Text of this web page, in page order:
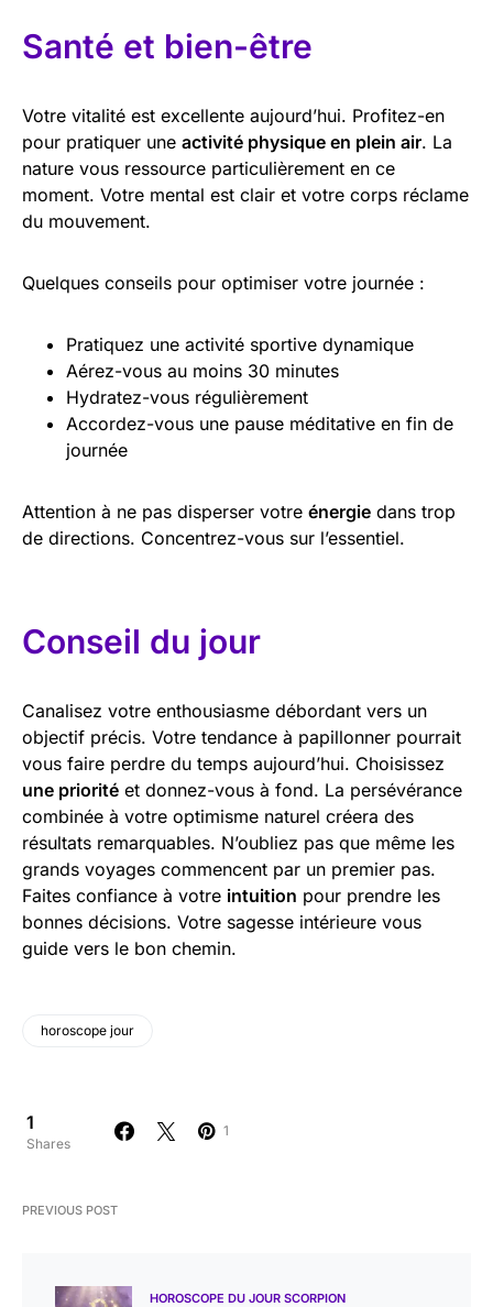
Santé et bien-être
Votre vitalité est excellente aujourd’hui. Profitez-en
pour pratiquer une activité physique en plein air. La
nature vous ressource particulièrement en ce
moment. Votre mental est clair et votre corps réclame
du mouvement.
Quelques conseils pour optimiser votre journée :
Pratiquez une activité sportive dynamique
Aérez-vous au moins 30 minutes
Hydratez-vous régulièrement
Accordez-vous une pause méditative en fin de
journée
Attention à ne pas disperser votre énergie dans trop
de directions. Concentrez-vous sur l’essentiel.
Conseil du jour
Canalisez votre enthousiasme débordant vers un
objectif précis. Votre tendance à papillonner pourrait
vous faire perdre du temps aujourd’hui. Choisissez
une priorité et donnez-vous à fond. La persévérance
combinée à votre optimisme naturel créera des
résultats remarquables. N’oubliez pas que même les
grands voyages commencent par un premier pas.
Faites confiance à votre intuition pour prendre les
bonnes décisions. Votre sagesse intérieure vous
guide vers le bon chemin.
horoscope jour
1
Shares
1
PREVIOUS POST
HOROSCOPE DU JOUR SCORPION